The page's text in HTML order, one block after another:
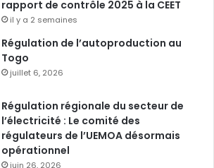
rapport de contrôle 2025 à la CEET
il y a 2 semaines
Régulation de l’autoproduction au
Togo
juillet 6, 2026
Régulation régionale du secteur de
l’électricité : Le comité des
régulateurs de l’UEMOA désormais
opérationnel
juin 26, 2026